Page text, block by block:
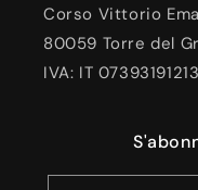
Corso Vittorio
80059 Torre del
IVA: IT 07393191213